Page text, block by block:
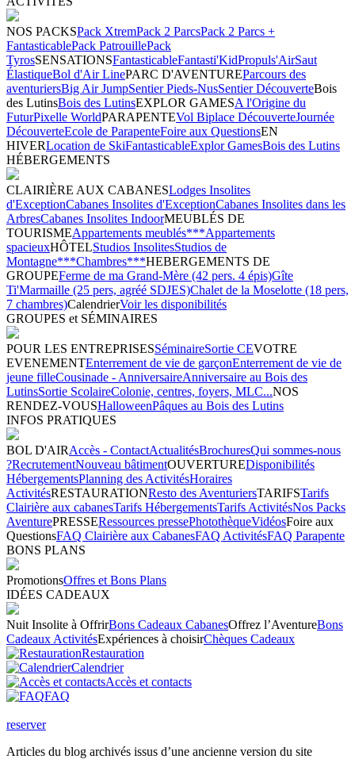
NOS PACKSPack XtremPack 2 ParcsPack 2 Parcs +
FantasticablePack PatrouillePack
TyrosSENSATIONSFantasticableFantasti'KidPropuls'AirSaut
ÉlastiqueBol d'Air LinePARC D'AVENTUREParcours des
aventuriersBig Air JumpSentier Pieds-NusSentier DécouverteBois
des LutinsBois des LutinsEXPLOR GAMESA l'Origine du
FuturPixelle WorldPARAPENTEVol Biplace DécouverteJournée
DécouverteEcole de ParapenteFoire aux QuestionsEN
HIVERLocation de SkiFantasticableExplor GamesBois des Lutins
HÉBERGEMENTS
CLAIRIÈRE AUX CABANESLodges Insolites
d'ExceptionCabanes Insolites d'ExceptionCabanes Insolites dans les
ArbresCabanes Insolites IndoorMEUBLÉS DE
TOURISMEAppartements meublés***Appartements
spacieuxHÔTELStudios InsolitesStudios de
Montagne***Chambres***HEBERGEMENTS DE
GROUPEFerme de ma Grand-Mère (42 pers. 4 épis)Gîte
Ti'Marmaille (25 pers, agréé SDJES)Chalet de la Moselotte (18 pers,
7 chambres)CalendrierVoir les disponibilités
GROUPES et SÉMINAIRES
POUR LES ENTREPRISESSéminaireSortie CEVOTRE
EVENEMENTEnterrement de vie de garçonEnterrement de vie de
jeune filleCousinade - AnniversaireAnniversaire au Bois des
LutinsSortie ScolaireColonie, centres, foyers, MLC...NOS
RENDEZ-VOUSHalloweenPâques au Bois des Lutins
INFOS PRATIQUES
BOL D'AIRAccès - ContactActualitésBrochuresQui sommes-nous
?RecrutementNouveau bâtimentOUVERTUREDisponibilités
HébergementsPlanning des ActivitésHoraires
ActivitésRESTAURATIONResto des AventuriersTARIFSTarifs
Clairière aux cabanesTarifs HébergementsTarifs ActivitésNos Packs
AventurePRESSERessources pressePhotothèqueVidéosFoire aux
QuestionsFAQ Clairière aux CabanesFAQ ActivitésFAQ Parapente
BONS PLANS
PromotionsOffres et Bons Plans
IDÉES CADEAUX
Nuit Insolite à OffrirBons Cadeaux CabanesOffrez l’AventureBons
Cadeaux ActivitésExpériences à choisirChèques Cadeaux
Restauration
Calendrier
Accès et contacts
FAQ
reserver
Articles du blog archivés issus d’une ancienne version du site